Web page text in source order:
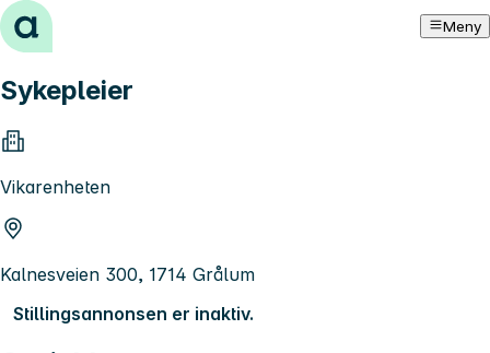
Hopp til innhold Meny
Sykepleier
Vikarenheten
Kalnesveien 300, 1714 Grålum
Stillingsannonsen er inaktiv.